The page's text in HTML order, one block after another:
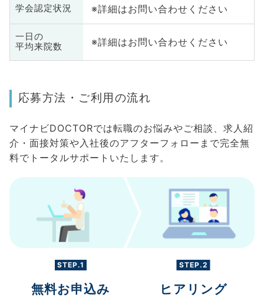
学会認定状況 ※詳細はお問い合わせください
一日の
平均来院数
※詳細はお問い合わせください
応募方法・ご利用の流れ
マイナビDOCTORでは転職のお悩みやご相談、求人紹
介・面接対策や入社後のアフターフォローまで完全無
料でトータルサポートいたします。
STEP.1
無料お申込み
STEP.2
ヒアリング